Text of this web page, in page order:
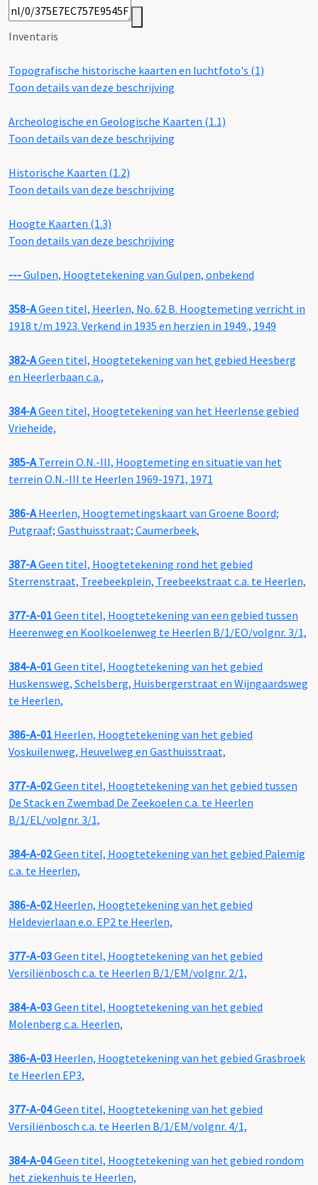
Inventaris
Topografische historische kaarten en luchtfoto's (1)
Toon details van deze beschrijving
Archeologische en Geologische Kaarten (1.1)
Toon details van deze beschrijving
Historische Kaarten (1.2)
Toon details van deze beschrijving
Hoogte Kaarten (1.3)
Toon details van deze beschrijving
---Gulpen, Hoogtetekening van Gulpen, onbekend
358-AGeen titel, Heerlen, No. 62 B. Hoogtemeting verricht in
1918 t/m 1923. Verkend in 1935 en herzien in 1949., 1949
382-AGeen titel, Hoogtetekening van het gebied Heesberg
en Heerlerbaan c.a.,
384-AGeen titel, Hoogtetekening van het Heerlense gebied
Vrieheide,
385-ATerrein O.N.-III, Hoogtemeting en situatie van het
terrein O.N.-III te Heerlen 1969-1971, 1971
386-AHeerlen, Hoogtemetingskaart van Groene Boord;
Putgraaf; Gasthuisstraat; Caumerbeek,
387-AGeen titel, Hoogtetekening rond het gebied
Sterrenstraat, Treebeekplein, Treebeekstraat c.a. te Heerlen,
377-A-01Geen titel, Hoogtetekening van een gebied tussen
Heerenweg en Koolkoelenweg te Heerlen B/1/EO/volgnr. 3/1,
384-A-01Geen titel, Hoogtetekening van het gebied
Huskensweg, Schelsberg, Huisbergerstraat en Wijngaardsweg
te Heerlen,
386-A-01 Heerlen, Hoogtetekening van het gebied
Voskuilenweg, Heuvelweg en Gasthuisstraat,
377-A-02Geen titel, Hoogtetekening van het gebied tussen
De Stack en Zwembad De Zeekoelen c.a. te Heerlen
B/1/EL/volgnr. 3/1,
384-A-02Geen titel, Hoogtetekening van het gebied Palemig
c.a. te Heerlen,
386-A-02Heerlen, Hoogtetekening van het gebied
Heldevierlaan e.o. EP2 te Heerlen,
377-A-03Geen titel, Hoogtetekening van het gebied
Versiliënbosch c.a. te Heerlen B/1/EM/volgnr. 2/1,
384-A-03Geen titel, Hoogtetekening van het gebied
Molenberg c.a. Heerlen,
386-A-03 Heerlen, Hoogtetekening van het gebied Grasbroek
te Heerlen EP3,
377-A-04Geen titel, Hoogtetekening van het gebied
Versiliënbosch c.a. te Heerlen B/1/EM/volgnr. 4/1,
384-A-04Geen titel, Hoogtetekening van het gebied rondom
het ziekenhuis te Heerlen,